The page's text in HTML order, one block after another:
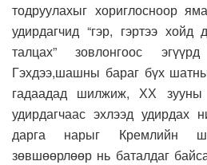
тодруулахыг хориглосноор
удирдагчид “гэр, гэртээ хойд
талцах” зовлонгоос
Гэхдээ,шашны бараг бүх
гадаадад шилжиж, ХХ
удирдагчаас эхлээд удирдах
дарга нарыг Кремлийн
зөвшөөрлөөр нь баталдаг